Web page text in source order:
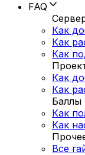
FAQ
Как
Как
Как
Как
Как
Баллы
Как
Как
Все